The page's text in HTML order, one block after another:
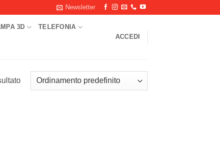
Newsletter
3D
TELEFONIA
ACCEDI